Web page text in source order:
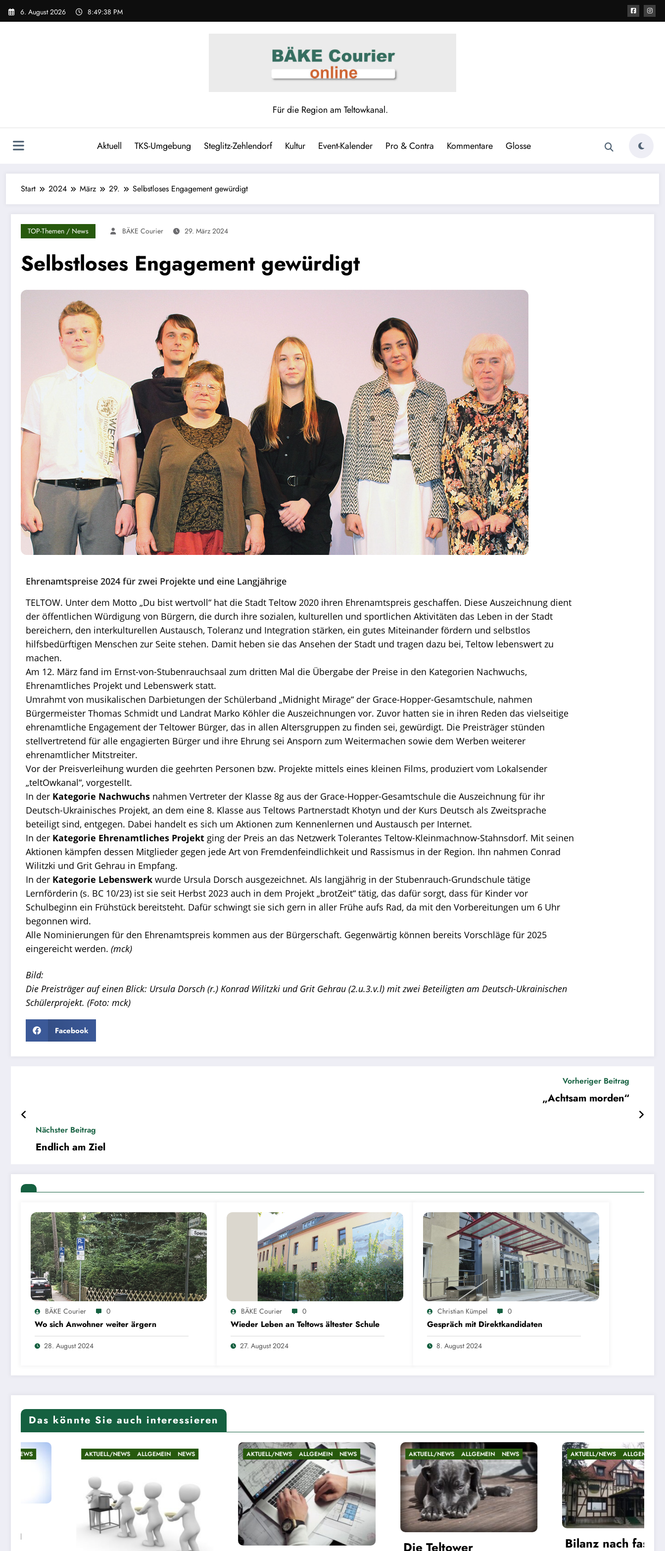
6. August 2026 8:49:39 PM
Für die Region am Teltowkanal.
Aktuell TKS-Umgebung Steglitz-Zehlendorf Kultur Event-Kalender Pro & Contra Kommentare Glosse
Start 2024 März 29. Selbstloses Engagement gewürdigt
TOP-Themen / News BÄKE Courier 29. März 2024
Selbstloses Engagement gewürdigt
Ehrenamtspreise 2024 für zwei Projekte und eine Langjährige
TELTOW. Unter dem Motto „Du bist wertvoll“ hat die Stadt Teltow 2020 ihren Ehrenamtspreis geschaffen. Diese Auszeichnung dient
der öffentlichen Würdigung von Bürgern, die durch ihre sozialen, kulturellen und sportlichen Aktivitäten das Leben in der Stadt
bereichern, den interkulturellen Austausch, Toleranz und Integration stärken, ein gutes Miteinander fördern und selbstlos
hilfsbedürftigen Menschen zur Seite stehen. Damit heben sie das Ansehen der Stadt und tragen dazu bei, Teltow lebenswert zu
machen.
Am 12. März fand im Ernst-von-Stubenrauchsaal zum dritten Mal die Übergabe der Preise in den Kategorien Nachwuchs,
Ehrenamtliches Projekt und Lebenswerk statt.
Umrahmt von musikalischen Darbietungen der Schülerband „Midnight Mirage“ der Grace-Hopper-Gesamtschule, nahmen
Bürgermeister Thomas Schmidt und Landrat Marko Köhler die Auszeichnungen vor. Zuvor hatten sie in ihren Reden das vielseitige
ehrenamtliche Engagement der Teltower Bürger, das in allen Altersgruppen zu finden sei, gewürdigt. Die Preisträger stünden
stellvertretend für alle engagierten Bürger und ihre Ehrung sei Ansporn zum Weitermachen sowie dem Werben weiterer
ehrenamtlicher Mitstreiter.
Vor der Preisverleihung wurden die geehrten Personen bzw. Projekte mittels eines kleinen Films, produziert vom Lokalsender
„teltOwkanal“, vorgestellt.
In der Kategorie Nachwuchs nahmen Vertreter der Klasse 8g aus der Grace-Hopper-Gesamtschule die Auszeichnung für ihr
Deutsch-Ukrainisches Projekt, an dem eine 8. Klasse aus Teltows Partnerstadt Khotyn und der Kurs Deutsch als Zweitsprache
beteiligt sind, entgegen. Dabei handelt es sich um Aktionen zum Kennenlernen und Austausch per Internet.
In der Kategorie Ehrenamtliches Projekt ging der Preis an das Netzwerk Tolerantes Teltow-Kleinmachnow-Stahnsdorf. Mit seinen
Aktionen kämpfen dessen Mitglieder gegen jede Art von Fremdenfeindlichkeit und Rassismus in der Region. Ihn nahmen Conrad
Wilitzki und Grit Gehrau in Empfang.
In der Kategorie Lebenswerk wurde Ursula Dorsch ausgezeichnet. Als langjährig in der Stubenrauch-Grundschule tätige
Lernförderin (s. BC 10/23) ist sie seit Herbst 2023 auch in dem Projekt „brotZeit“ tätig, das dafür sorgt, dass für Kinder vor
Schulbeginn ein Frühstück bereitsteht. Dafür schwingt sie sich gern in aller Frühe aufs Rad, da mit den Vorbereitungen um 6 Uhr
begonnen wird.
Alle Nominierungen für den Ehrenamtspreis kommen aus der Bürgerschaft. Gegenwärtig können bereits Vorschläge für 2025
eingereicht werden. (mck)
Bild:
Die Preisträger auf einen Blick: Ursula Dorsch (r.) Konrad Wilitzki und Grit Gehrau (2.u.3.v.l) mit zwei Beteiligten am Deutsch-Ukrainischen
Schülerprojekt. (Foto: mck)
Facebook
Vorheriger Beitrag
„Achtsam morden“
Nächster Beitrag
Endlich am Ziel
BÄKE Courier 0
Wo sich Anwohner weiter ärgern
28. August 2024
BÄKE Courier 0
Wieder Leben an Teltows ältester Schule
27. August 2024
Christian Kümpel 0
Gespräch mit Direktkandidaten
8. August 2024
Das könnte Sie auch interessieren
AKTUELL/NEWS ALLGEMEIN NEWS AKTUELL/NEWS ALLGEMEIN NEWS AKTUELL/NEWS ALLGEMEIN NEWS
Die Teltower
AKTUELL/NEWS ALLGEMEIN NEWS
Bilanz nach fast fünf